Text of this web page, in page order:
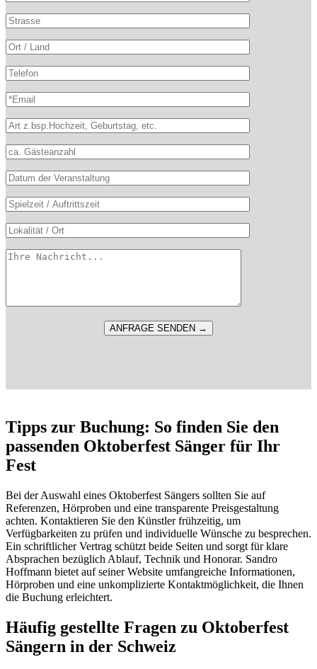
Please leave this field empty.
Tipps zur Buchung: So finden Sie den
passenden Oktoberfest Sänger für Ihr
Fest
Bei der Auswahl eines Oktoberfest Sängers sollten Sie auf
Referenzen, Hörproben und eine transparente Preisgestaltung
achten. Kontaktieren Sie den Künstler frühzeitig, um
Verfügbarkeiten zu prüfen und individuelle Wünsche zu besprechen.
Ein schriftlicher Vertrag schützt beide Seiten und sorgt für klare
Absprachen bezüglich Ablauf, Technik und Honorar. Sandro
Hoffmann bietet auf seiner Website umfangreiche Informationen,
Hörproben und eine unkomplizierte Kontaktmöglichkeit, die Ihnen
die Buchung erleichtert.
Häufig gestellte Fragen zu Oktoberfest
Sängern in der Schweiz